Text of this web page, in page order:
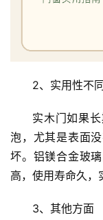
安
装
2、实用性不
实木门如果
泡，尤其是表面
坏。铝镁合金玻
高，使用寿命久，
3、其他方面